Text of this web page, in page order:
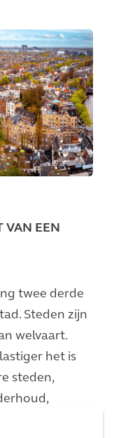
VAN EEN
twee derde
Steden zijn
welvaart.
het is
steden,